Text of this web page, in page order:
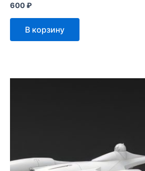
600₽
В корзину